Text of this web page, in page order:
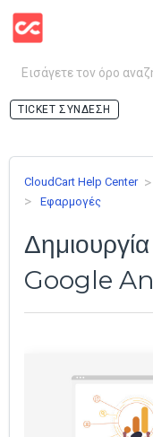
ΣΎΝΔΕΣΗ
CloudCart Help Center
Εφαρμογές
Δημιουργία
Google